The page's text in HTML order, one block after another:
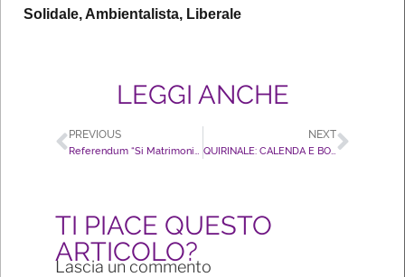
Solidale, Ambientalista, Liberale
LEGGI ANCHE
PREVIOUS NEXT
QUIRINALE: CALENDA E BONINO SI A CARTABIA, ATTENZIONE CARTABIA METTE A RISCHIO I DIRITTI LGBT+
TI PIACE QUESTO
ARTICOLO?
Lascia un commento